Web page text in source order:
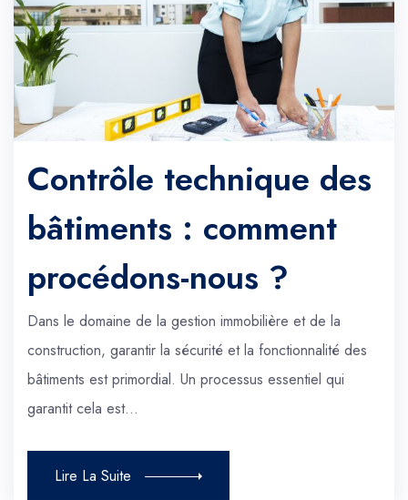
Contrôle technique des
bâtiments : comment
procédons-nous ?
Dans le domaine de la gestion immobilière et de la
construction, garantir la sécurité et la fonctionnalité des
bâtiments est primordial. Un processus essentiel qui
garantit cela est…
Lire La Suite